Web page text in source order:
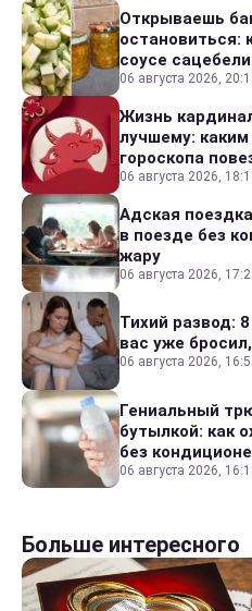
Открываешь
остановиться:
соусе сацебели
06 августа 2026,
Жизнь
лучшему: каким
гороскопа
06 августа 2026,
Адская
в поезде без
жару
06 августа 2026,
Тихий развод:
вас уже
06 августа 2026,
Гениальный
бутылкой: как
без
06 августа 2026,
Больше интересного